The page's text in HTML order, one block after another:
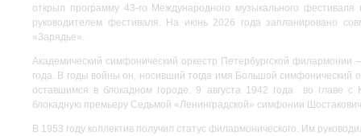
открыл программу 43-го Международного музыкального
руководителем фестиваля. На июнь 2026 года запланировано
«Зарядье».
Академический симфонический оркестр Петербургской
года. В годы войны он, носивший тогда имя Большой симфонический
оставшимся в блокадном городе. 9 августа 1942 года во главе
блокадную премьеру Седьмой «Ленинградской» симфонии
В 1953 году коллектив получил статус филармонического. Им